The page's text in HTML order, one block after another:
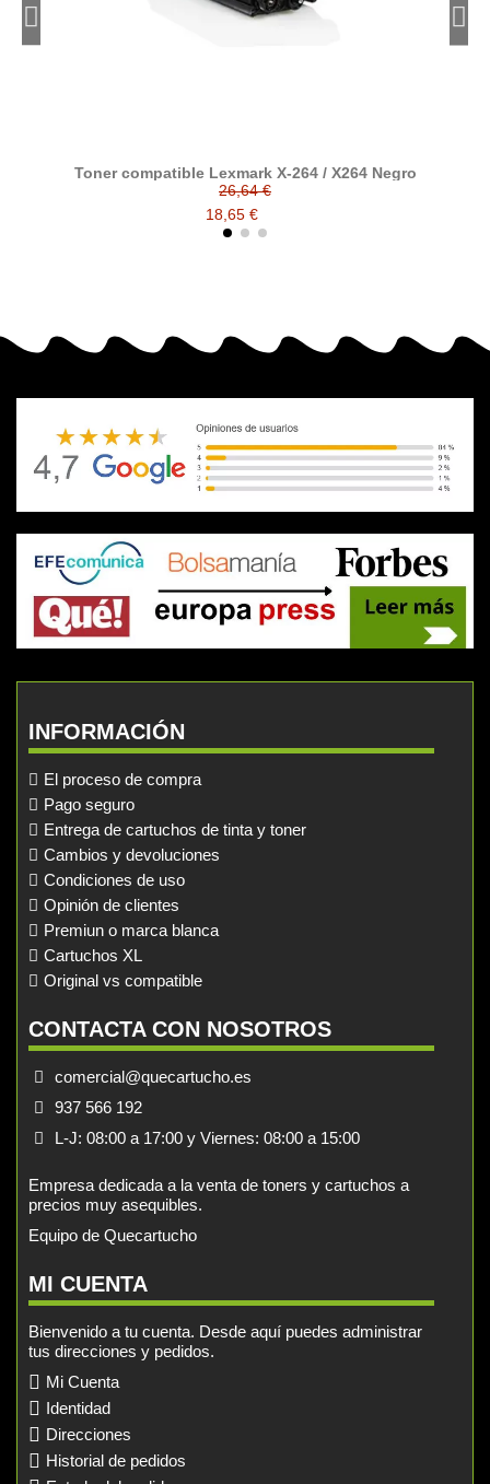
Toner compatible Lexmark X-264 / X264 Negro
26,64 €
18,65 €
INFORMACIÓN
El proceso de compra
Pago seguro
Entrega de cartuchos de tinta y toner
Cambios y devoluciones
Condiciones de uso
Opinión de clientes
Premiun o marca blanca
Cartuchos XL
Original vs compatible
CONTACTA CON NOSOTROS
comercial@quecartucho.es
937 566 192
L-J: 08:00 a 17:00 y Viernes: 08:00 a 15:00
Empresa dedicada a la venta de toners y cartuchos a
precios muy asequibles.
Equipo de Quecartucho
MI CUENTA
Bienvenido a tu cuenta. Desde aquí puedes administrar
tus direcciones y pedidos.
Mi Cuenta
Identidad
Direcciones
Historial de pedidos